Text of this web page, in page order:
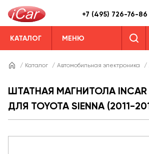
+7 (495) 726-76-86
КАТАЛОГ МЕНЮ
/ Каталог / Автомобильная электроника /
ШТАТНАЯ МАГНИТОЛА INCAR
ДЛЯ TOYOTA SIENNA (2011-